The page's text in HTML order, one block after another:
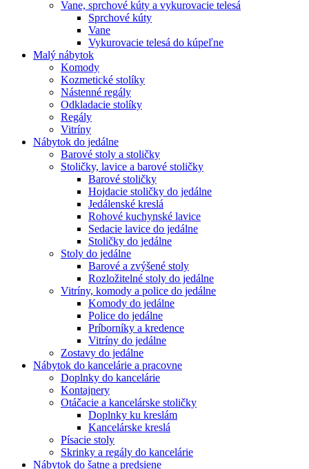
Vane, sprchové kúty a vykurovacie telesá
Sprchové kúty
Vane
Vykurovacie telesá do kúpeľne
Malý nábytok
Komody
Kozmetické stolíky
Nástenné regály
Odkladacie stolíky
Regály
Vitríny
Nábytok do jedálne
Barové stoly a stoličky
Stoličky, lavice a barové stoličky
Barové stoličky
Hojdacie stoličky do jedálne
Jedálenské kreslá
Rohové kuchynské lavice
Sedacie lavice do jedálne
Stoličky do jedálne
Stoly do jedálne
Barové a zvýšené stoly
Rozložitelné stoly do jedálne
Vitríny, komody a police do jedálne
Komody do jedálne
Police do jedálne
Príborníky a kredence
Vitríny do jedálne
Zostavy do jedálne
Nábytok do kancelárie a pracovne
Doplnky do kancelárie
Kontajnery
Otáčacie a kancelárske stoličky
Doplnky ku kreslám
Kancelárske kreslá
Písacie stoly
Skrinky a regály do kancelárie
Nábytok do šatne a predsiene